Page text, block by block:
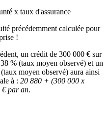
x taux d'assurance
précédemment calculée pour
!
un crédit de 300 000 € sur
% (taux moyen observé) et un
moyen observé) aura ainsi
à : 20 880 + (300 000 x
par an.